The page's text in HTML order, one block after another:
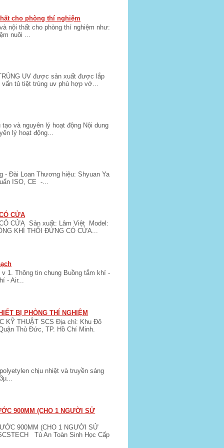
cho phòng thí nghiệm
nội thất cho phòng thí nghiệm như:
nuôi ...
UV được sản xuất được lắp
tủ tiệt trùng uv phù hợp vớ...
và nguyên lý hoạt động Nội dung
lý hoạt động...
- Đài Loan Thương hiệu: Shyuan Ya
ISO, CE -...
CỬA
CỬA Sản xuất: Lâm Việt Model:
KHÍ THỔI ĐỨNG CÓ CỬA...
1. Thông tin chung Buồng tắm khí -
- Air...
BỊ PHÒNG THÍ NGHIỆM
KỸ THUẬT SCS Địa chỉ: Khu Đô
Thủ Đức, TP. Hồ Chí Minh.
chịu nhiệt và truyền sáng
900MM (CHO 1 NGƯỜI SỬ
900MM (CHO 1 NGƯỜI SỬ
Tủ An Toàn Sinh Học Cấp